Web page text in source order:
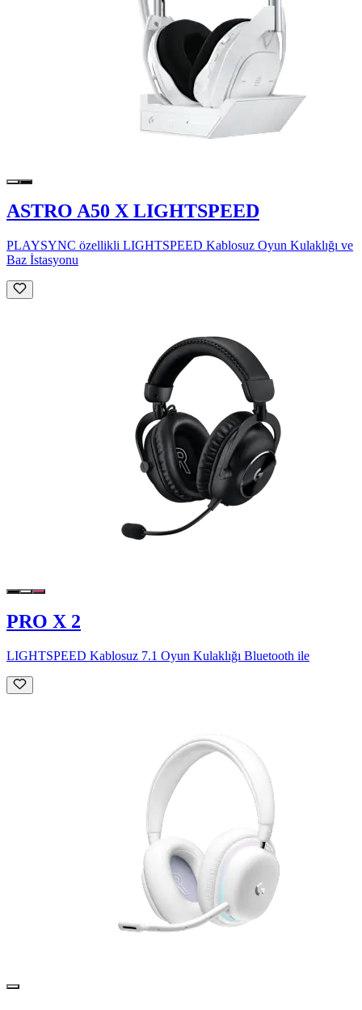
ASTRO A50 X LIGHTSPEED
PLAYSYNC özellikli LIGHTSPEED Kablosuz Oyun Kulaklığı ve
Baz İstasyonu
PRO X 2
LIGHTSPEED Kablosuz 7.1 Oyun Kulaklığı Bluetooth ile